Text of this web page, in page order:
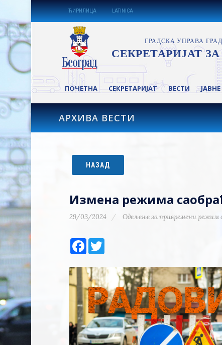
ЋИРИЛИЦА LATINICA
ПОЧЕТНА СЕКРЕТАРИЈАТ ВЕСТИ
АРХИВА ВЕСТИ
НАЗАД
Измена режима
29/03/2024 Одељење за привремени режим
Facebook